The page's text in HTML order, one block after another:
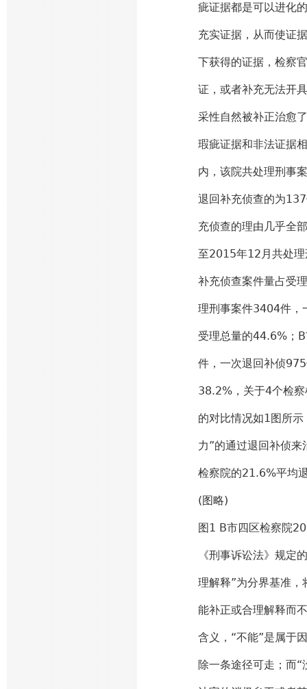
疵证据都是可以进化
充实证据，从而使证
下获得的证据，检察
证，或者补充无法开
采性自然被补正治愈
瑕疵证据和非法证据
内，该院共处理刑事
退回补充侦查的为
充侦查的理由几乎全
至2015年12月共处
补充侦查案件量占受
理刑事案件3404件，
受理总量的44.6%；
件，一次退回补侦
38.2%，关于4个检
的对比情况如1图所
力”的通过退回补侦
检察院的21.6%平均
(图略)
图1 B市四区检察院
《刑事诉讼法》规定
理解释”为分界基准，
能补正或合理解释而
含义，“不能”是属于
除一条途径可走；而